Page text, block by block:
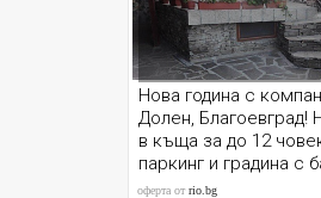
Нова година с
Долен, Благоевград!
в къща за до 12
паркинг и градина с
от Шаркова къща
оферта отrio.bg